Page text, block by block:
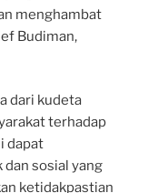
menghambat
Budiman,
dari kudeta
terhadap
dapat
sosial yang
ketidakpastian